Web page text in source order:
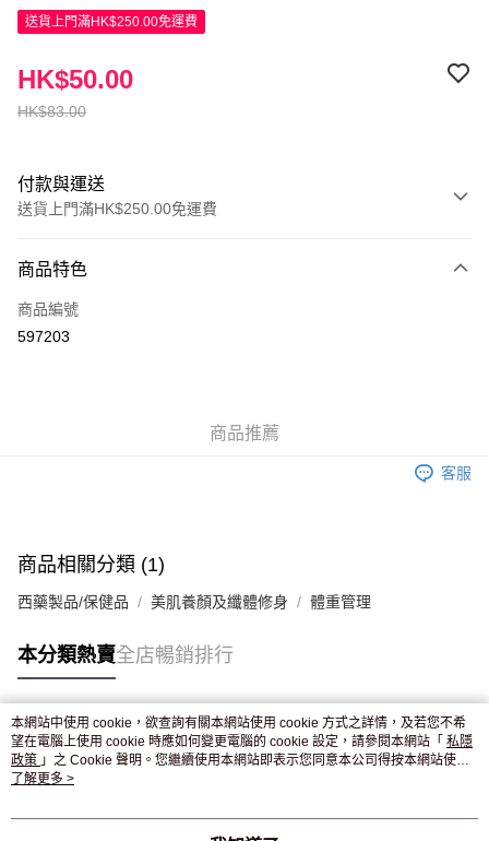
送貨上門滿HK$250.00免運費
HK$83.00
HK$50.00
付款與運送
送貨上門滿HK$250.00免運費
信用卡
Apple Pay
付款後門市自取，訂單確認後2-4個工作天到店，7天內取。逾期後
商品特色
商品編號
597203
商品推薦
客服
商品相關分類 (1)
西藥製品/保健品 美肌養顏及纖體修身 體重管理
本分類熱賣全店暢銷排行
熱門標籤
熱銷排行
本網站中使用 cookie，欲查詢有關本網站使用 cookie 方式之詳情，及若您不希
望在電腦上使用 cookie 時應如何變更電腦的 cookie 設定，請參閱本網站「 私隱
政策 」之 Cookie 聲明。您繼續使用本網站即表示您同意本公司得按本網站使用
條款之 Cookie 聲明使用 cookie。
了解更多 >